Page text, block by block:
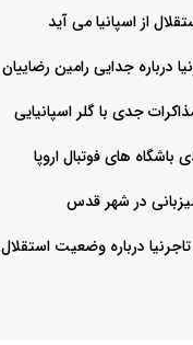
از اسپانیا می آید
درباره جدایی رامین رضاییان
جدی با گلر اسپانیایی
باشگاه های فوتبال اروپا
در شهر قدس
درباره وضعیت استقلال